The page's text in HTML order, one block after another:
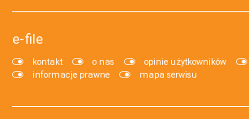
e-file
kontakt o nas opinie użytkowników
informacje prawne
mapa serwisu